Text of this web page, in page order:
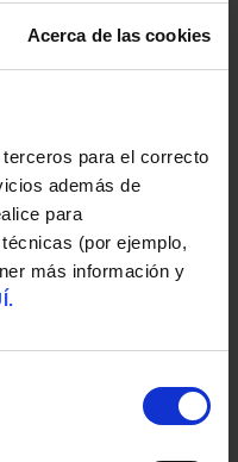
Acerca de las cookies
para el correcto
además de
para
(por ejemplo,
más información y